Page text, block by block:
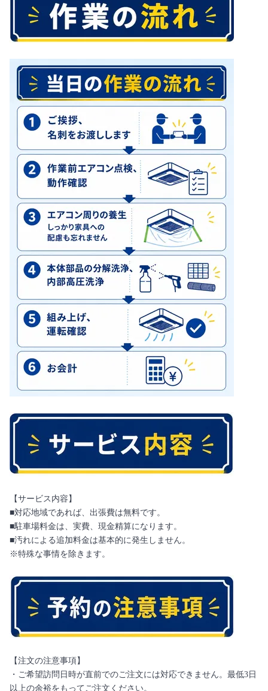
【サービス内容】
■対応地域であれば、出張費は無料です。
■駐車場料金は、実費、現金精算になります。
■汚れによる追加料金は基本的に発生しません。
※特殊な事情を除きます。
【注文の注意事項】
・ご希望訪問日時が直前でのご注文には対応できません。最低3日
以上の余裕をもってご注文ください。